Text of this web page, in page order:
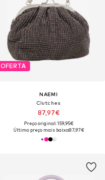
OFERTA
NAEMI
Clutches
87,97€
Preço original: 159,95€
Último preço mais baixo:87,97€